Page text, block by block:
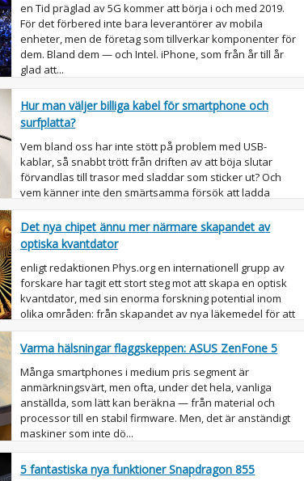
en Tid präglad av 5G kommer att börja i och med 2019.
För det förbered inte bara leverantörer av mobila
enheter, men de företag som tillverkar komponenter för
dem. Bland dem — och Intel. iPhone, som från år till år
glad att...
Hur man väljer billiga kabel för smartphone och
surfplatta?
Vem bland oss har inte stött på problem med USB-
kablar, så snabbt trött från driften av att böja slutar
förvandlas till trasor med sladdar som sticker ut? Och
vem känner inte den smärtsamma försök att ladda
telefonen med ringen tr...
Det nya chipet ännu mer närmare skapandet av
optiska kvantdator
enligt redaktionen Phys.org en internationell grupp av
forskare har tagit ett stort steg mot att skapa en optisk
kvantdator, med sin enorma forskning potential inom
olika områden: från skapandet av nya läkemedel för att
simulera b...
Varma hälsningar flaggskeppen: ASUS ZenFone 5
Många smartphones i medium pris segment är
anmärkningsvärt, men ofta, under det hela, vanliga
anställda, som lätt kan beräkna — från material och
processor till en stabil firmware. Men, det är anständigt
maskiner som inte dö...
5 fantastiska nya funktioner Snapdragon 855